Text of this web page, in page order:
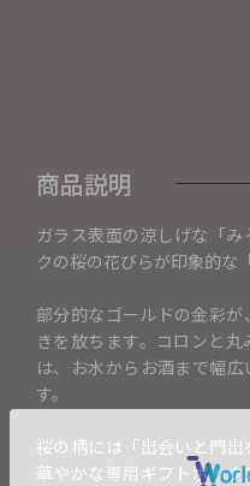
商品説明
ガラス表面の涼しげな「
クの桜の花びらが印象的な
部分的なゴールドの金彩
きを放ちます。コロンと
は、お水からお酒まで幅
す。
桜の柄には「出会いと門出
華やかな専用ギフトボッ